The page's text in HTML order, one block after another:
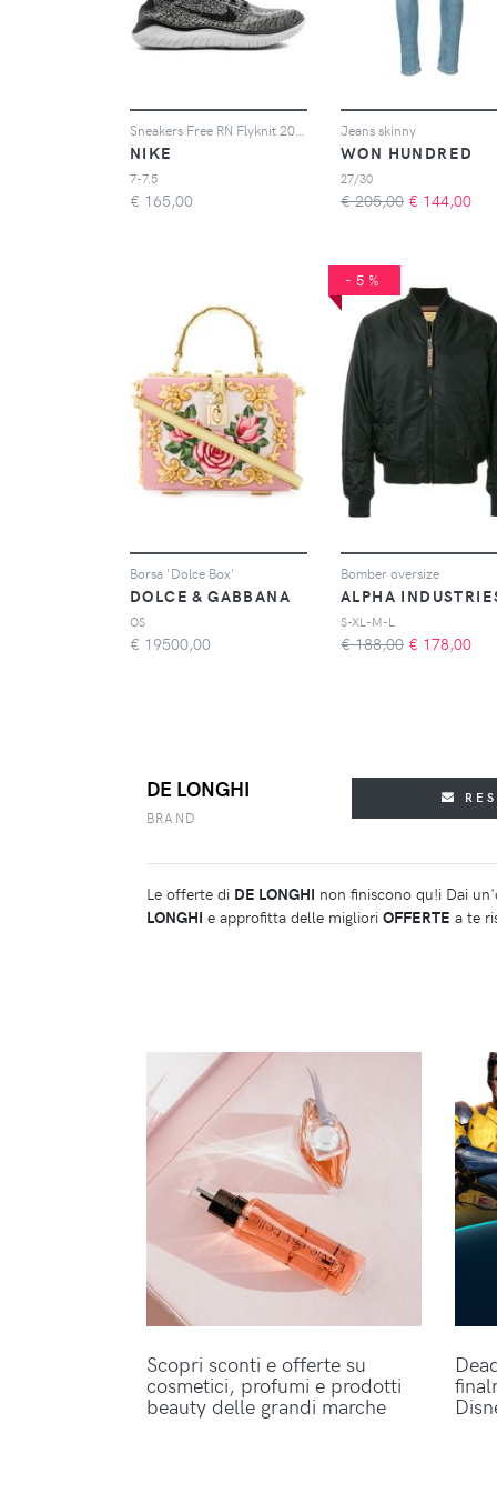
NIKE
7-7.5
€ 165,00
Jeans skinny
WON HUNDRED
27/30
€ 205,00 € 144,00
Borsa 'Dolce Box'
DOLCE & GABBANA
OS
€ 19500,00
-5%
Bomber oversize
ALPHA
S-XL-M-L
€ 188,00 € 178,00
DE LONGHI
BRAND
Le offerte di DE LONGHI non finiscono qu!i Dai
LONGHI e approfitta delle migliori OFFERTE a te
Scopri sconti e offerte su
cosmetici, profumi e prodotti
beauty delle grandi marche